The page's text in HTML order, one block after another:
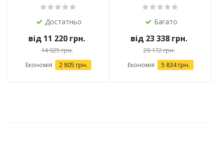
Достатньо
від 11 220 грн.
14 025 грн.
Економія 2 805 грн.
Багато
від 23 338 грн.
29 172 грн.
Економія 5 834 грн.